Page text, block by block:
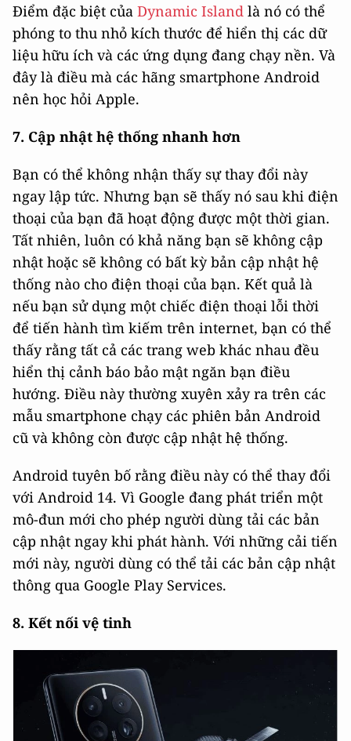
Điểm đặc biệt của Dynamic Island là nó có thể
phóng to thu nhỏ kích thước để hiển thị các dữ
liệu hữu ích và các ứng dụng đang chạy nền. Và
đây là điều mà các hãng smartphone Android
nên học hỏi Apple.
7. Cập nhật hệ thống nhanh hơn
Bạn có thể không nhận thấy sự thay đổi này
ngay lập tức. Nhưng bạn sẽ thấy nó sau khi điện
thoại của bạn đã hoạt động được một thời gian.
Tất nhiên, luôn có khả năng bạn sẽ không cập
nhật hoặc sẽ không có bất kỳ bản cập nhật hệ
thống nào cho điện thoại của bạn. Kết quả là
nếu bạn sử dụng một chiếc điện thoại lỗi thời
để tiến hành tìm kiếm trên internet, bạn có thể
thấy rằng tất cả các trang web khác nhau đều
hiển thị cảnh báo bảo mật ngăn bạn điều
hướng. Điều này thường xuyên xảy ra trên các
mẫu smartphone chạy các phiên bản Android
cũ và không còn được cập nhật hệ thống.
Android tuyên bố rằng điều này có thể thay đổi
với Android 14. Vì Google đang phát triển một
mô-đun mới cho phép người dùng tải các bản
cập nhật ngay khi phát hành. Với những cải tiến
mới này, người dùng có thể tải các bản cập nhật
thông qua Google Play Services.
8. Kết nối vệ tinh